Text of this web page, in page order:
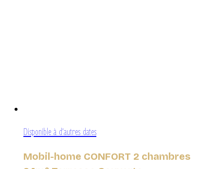
Disponible à d’autres dates
Mobil-home CONFORT 2 chambres